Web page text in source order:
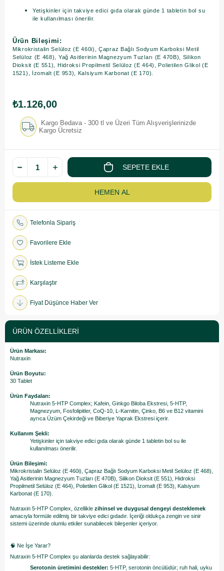
Yetişkinler için takviye edici gıda olarak günde 1 tabletin bol su
ile kullanılması önerilir.
Ürün Bileşimi:
Mikrokristalin Selüloz (E 460i), Çapraz Bağlı Sodyum Karboksi Metil
Selüloz (E 468), Yağ Asitlerinin Magnezyum Tuzları (E 470B), Silikon
Dioksit (E 551), Hidroksi Propilmetil Selüloz (E 464), Polietilen Glikol (E
1521), İzomalt (E 953), Kalsiyum Karbonat (E 170).
₺1.126,00
Kargo Bedava - 300 tl ve Üzeri Tüm Alışverişlerinizde
Kargo Ücretsiz
Telefonla Sipariş
Favorilere Ekle
İstek Listeme Ekle
Karşılaştır
Fiyat Düşünce Haber Ver
ÜRÜN ÖZELLIKLERI
Ürün Markası:
Nutraxin
Ürün Boyutu:
30 Tablet
Ürün Faydaları:
Nutraxin 5-HTP Complex; Kafein, Ginkgo Biloba Ekstresi, 5-HTP,
Magnezyum, Fosfolipitler, CoQ-10, L-Karnitin, Çinko, B6 ve B12 vitamini
ayrıca Üzüm Çekirdeği ve Biberiye Yaprak Ekstresi içerir.
Kullanım Şekli:
Yetişkinler için takviye edici gıda olarak günde 1 tabletin bol su ile
kullanılması önerilir.
Ürün Bileşimi:
Mikrokristalin Selüloz (E 460i), Çapraz Bağlı Sodyum Karboksi Metil Selüloz (E 468),
Yağ Asitlerinin Magnezyum Tuzları (E 470B), Silikon Dioksit (E 551), Hidroksi
Propilmetil Selüloz (E 464), Polietilen Glikol (E 1521), İzomalt (E 953), Kalsiyum
Karbonat (E 170).
Nutraxin 5-HTP Complex, özellikle zihinsel ve duygusal dengeyi desteklemek
amacıyla formüle edilmiş bir takviye edici gıdadır. İçeriği oldukça zengin ve sinir
sistemi üzerinde olumlu etkiler sunabilecek bileşenler içeriyor.
🧠 Ne İşe Yarar?
Nutraxin 5-HTP Complex şu alanlarda destek sağlayabilir:
Serotonin üretimini destekler: 5-HTP, serotonin öncülüdür; ruh hali, uyku